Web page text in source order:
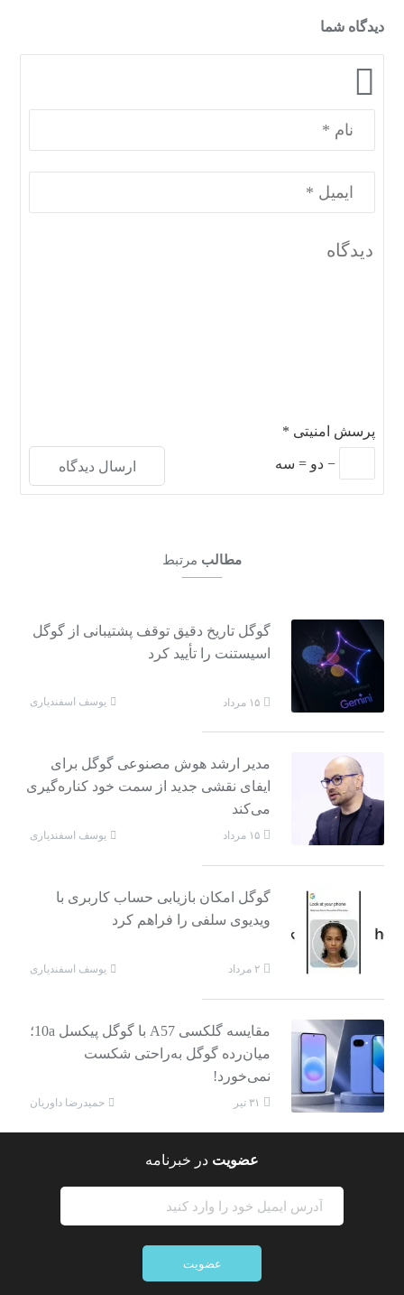
دیدگاه شما
پرسش امنیتی *
−دو = سه
مطالب مرتبط
گوگل تاریخ دقیق توقف پشتیبانی از گوگل
اسیستنت را تأیید کرد
۱۵ مرداد یوسف اسفندیاری
مدیر ارشد هوش مصنوعی گوگل برای
ایفای نقشی جدید از سمت خود کناره‌گیری
می‌کند
۱۵ مرداد یوسف اسفندیاری
گوگل امکان بازیابی حساب کاربری با
ویدیوی سلفی را فراهم کرد
۲ مرداد یوسف اسفندیاری
مقایسه گلکسی A57 با گوگل پیکسل 10a؛
میان‌رده گوگل به‌راحتی شکست
نمی‌خورد!
۳۱ تیر حمیدرضا داوریان
عضویت در خبرنامه
عضویت